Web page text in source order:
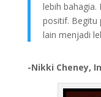
lebih bahagia.
positif. Begitu
lain menjadi
-Nikki Cheney,